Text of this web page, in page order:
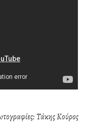
Τάκης Κούρος